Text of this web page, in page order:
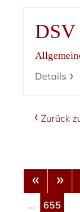
DSV
Details
Zurück
« »
…
655